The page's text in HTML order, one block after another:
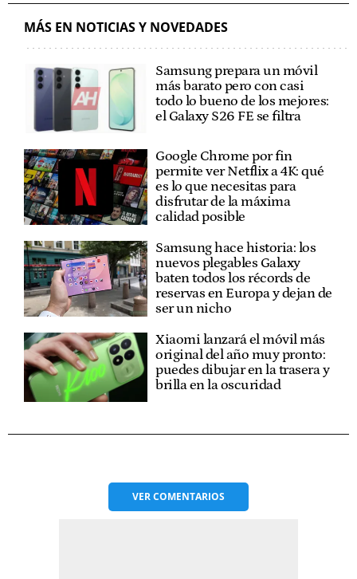
MÁS EN NOTICIAS Y NOVEDADES
Samsung prepara un móvil
más barato pero con casi
todo lo bueno de los mejores:
el Galaxy S26 FE se filtra
Google Chrome por fin
permite ver Netflix a 4K: qué
es lo que necesitas para
disfrutar de la máxima
calidad posible
Samsung hace historia: los
nuevos plegables Galaxy
baten todos los récords de
reservas en Europa y dejan de
ser un nicho
Xiaomi lanzará el móvil más
original del año muy pronto:
puedes dibujar en la trasera y
brilla en la oscuridad
VERCOMENTARIOS